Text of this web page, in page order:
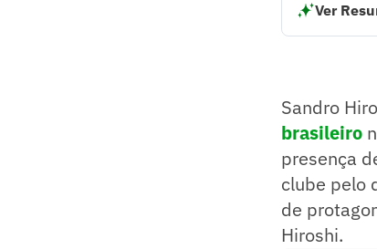
Ver
Resumo
Sandro
brasileiro
presença
clube pelo
de
Hiroshi.